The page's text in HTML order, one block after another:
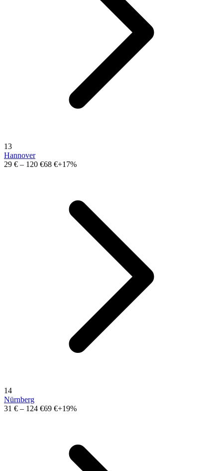
13
Hannover
29 € – 120 €68 €+17%
14
Nürnberg
31 € – 124 €69 €+19%